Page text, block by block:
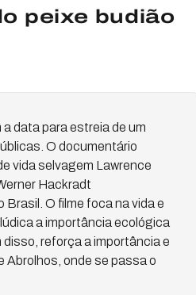
peixe budião
data para estreia de um
O documentário
vida selvagem Lawrence
Hackradt
O filme foca na vida e
a importância ecológica
reforça a importância e
Abrolhos, onde se passa o